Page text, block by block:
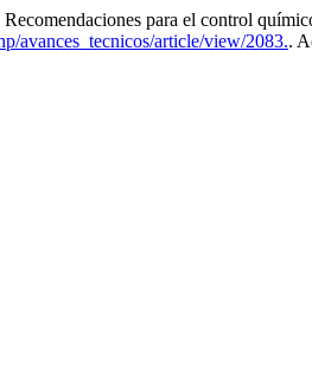
para el control
avances_tecnicos/article/view/2083..